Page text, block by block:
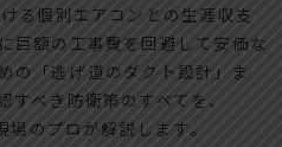
る個別エアコンとの生涯収支
巨額の工事費を回避して安価な
の「逃げ道のダクト設計」ま
べき防衛策のすべてを、
のプロが解説します。